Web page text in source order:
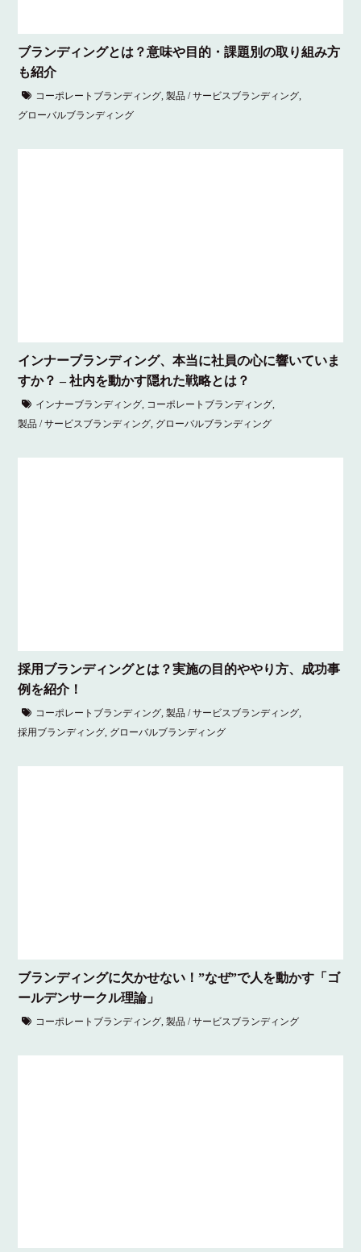
ブランディングとは？意味や目的・課題別の取り組み方
も紹介
コーポレートブランディング,製品 / サービスブランディング,
グローバルブランディング
インナーブランディング、本当に社員の心に響いていま
すか？ – 社内を動かす隠れた戦略とは？
インナーブランディング コーポレートブランディング
製品 / サービスブランディング グローバルブランディング
採用ブランディングとは？実施の目的ややり方、成功事
例を紹介！
コーポレートブランディング ,製品 / サービスブランディング
採用ブランディング グローバルブランディング
ブランディングに欠かせない！”なぜ”で人を動かす「ゴ
ールデンサークル理論」
コーポレートブランディング ,製品 / サービスブランディング